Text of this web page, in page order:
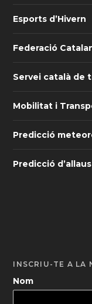
Esports d’Hivern
Federació
Servei català de
Mobilitat i
Predicció
Predicció d’allaus
INSCRIU-TE A LA
Nom